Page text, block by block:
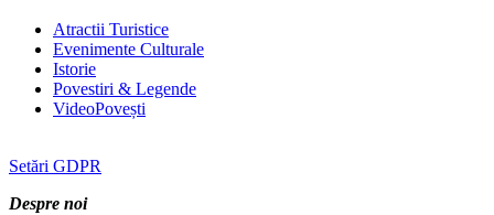
Atractii Turistice
Evenimente Culturale
Istorie
Povestiri & Legende
VideoPovești
Setări GDPR
Despre noi